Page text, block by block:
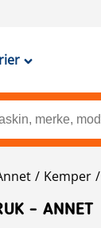
Kemper
- ANNET